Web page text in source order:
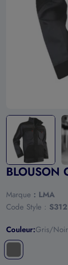
Ouvrir le média 0
BLOUSON
Marque : LMA
Code Style :
Couleur:Gris/Noir